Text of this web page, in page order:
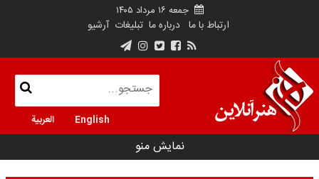
جمعه ۱۶ مرداد ۱۴۰۵
ارتباط با ما درباره ما تبلیغات آرشیو
English العربية
نمایش منو